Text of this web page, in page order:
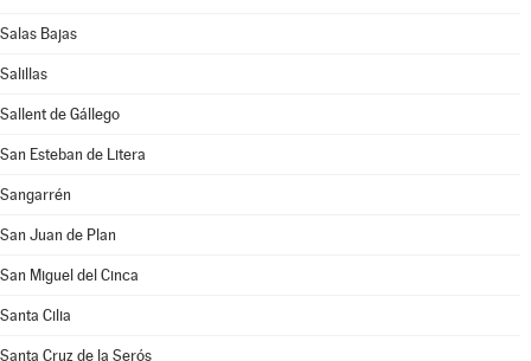
Salas Bajas
Salillas
Sallent de Gállego
San Esteban de Litera
Sangarrén
San Juan de Plan
San Miguel del Cinca
Santa Cilia
Santa Cruz de la Serós